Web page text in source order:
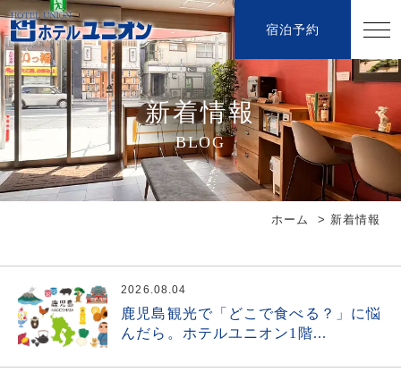
宿泊予約
新着情報
BLOG
ホーム 新着情報
2026.08.04
鹿児島観光で「どこで食べる？」に悩
んだら。ホテルユニオン1階...